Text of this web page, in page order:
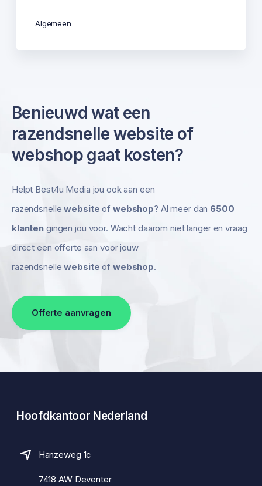
Algemeen
Benieuwd wat een
razendsnelle website of
webshop gaat kosten?
Helpt Best4u Media jou ook aan een
razendsnellewebsite of webshop? Al meer dan 6500
klanten gingen jou voor. Wacht daarom niet langer en vraag
direct een offerte aan voor jouw
razendsnellewebsite of webshop.
Offerte aanvragen
Hoofdkantoor Nederland
Hanzeweg 1c
7418 AW Deventer